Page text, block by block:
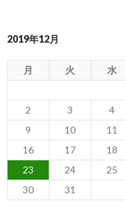
2019年12月
月 火 水
2
3 4
9
10 11
16
17 18
23
24 25
30
31